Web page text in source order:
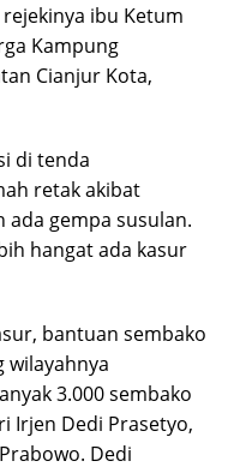
ibu Ketum
Kampung
Cianjur Kota,
di tenda
retak akibat
ada gempa susulan.
hangat ada kasur
bantuan sembako
wilayahnya
3.000 sembako
Irjen Dedi Prasetyo,
Dedi